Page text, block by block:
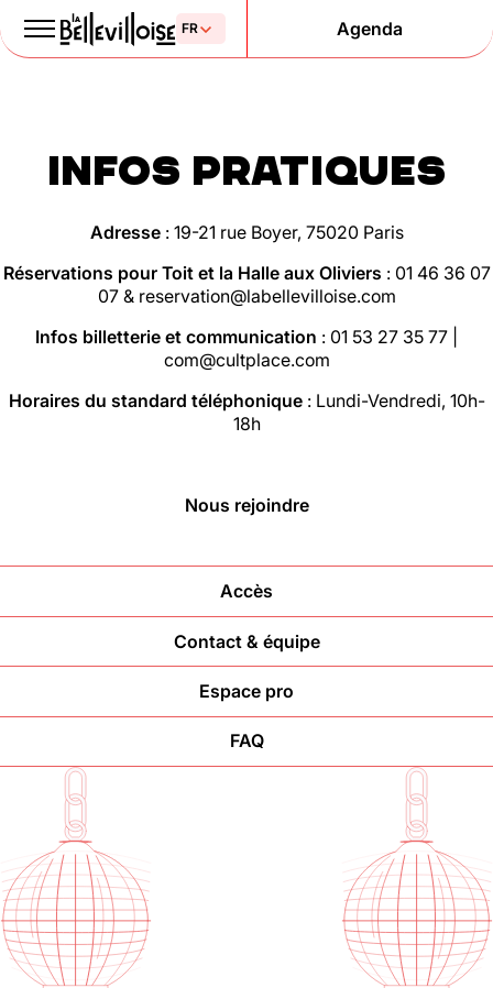
de la liberté
depuis 1877
Agenda
Politique de confidentialité
Oliviers🍴
Jeu, Ven, Sam : 19h00 - 01h00
Lun, Mar, Mer : Fermé
Le Toit
Lun, Mar, Mer, Jeu, Ven : 17h -
00h00
Sam, Dim : 15h00 - 00h00
Voir la carte
Infos pratiques
Adresse: 19-21 rue Boyer, 75020 Paris
Réservations pour Toit et la Halle aux Oliviers : 01 46 36 07
07& reservation@labellevilloise.com
Infos billetterie et communication : 01 53 27 35 77 |
com@cultplace.com
Horaires du standard téléphonique: Lundi-Vendredi, 10h-
18h
Nous rejoindre
Accès
Contact & équipe
Espace pro
FAQ